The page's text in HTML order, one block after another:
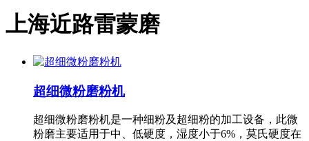
上海近路雷蒙磨
超细微粉磨粉机
超细微粉磨粉机是一种细粉及超细粉的加工设备，此微
粉磨主要适用于中、低硬度，湿度小于6%，莫氏硬度在